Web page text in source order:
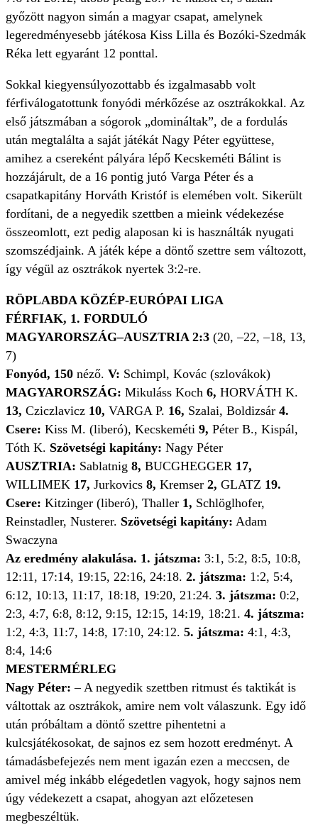
győzött nagyon simán a magyar csapat, amelynek
legeredményesebb játékosa Kiss Lilla és Bozóki-Szedmák
Réka lett egyaránt 12 ponttal.
Sokkal kiegyensúlyozottabb és izgalmasabb volt
férfiválogatottunk fonyódi mérkőzése az osztrákokkal. Az
első játszmában a sógorok „domináltak”, de a fordulás
után megtalálta a saját játékát Nagy Péter együttese,
amihez a csereként pályára lépő Kecskeméti Bálint is
hozzájárult, de a 16 pontig jutó Varga Péter és a
csapatkapitány Horváth Kristóf is elemében volt. Sikerült
fordítani, de a negyedik szettben a mieink védekezése
összeomlott, ezt pedig alaposan ki is használták nyugati
szomszédjaink. A játék képe a döntő szettre sem változott,
így végül az osztrákok nyertek 3:2-re.
RÖPLABDA KÖZÉP-EURÓPAI LIGA
FÉRFIAK, 1. FORDULÓ
MAGYARORSZÁG–AUSZTRIA 2:3 (20, –22, –18, 13,
7)
Fonyód, 150 néző. V: Schimpl, Kovác (szlovákok)
MAGYARORSZÁG: Mikuláss Koch 6, HORVÁTH K.
13, Cziczlavicz 10, VARGA P. 16, Szalai, Boldizsár 4.
Csere: Kiss M. (liberó), Kecskeméti 9, Péter B., Kispál,
Tóth K. Szövetségi kapitány: Nagy Péter
AUSZTRIA: Sablatnig 8, BUCGHEGGER 17,
WILLIMEK 17, Jurkovics 8, Kremser 2, GLATZ 19.
Csere: Kitzinger (liberó), Thaller 1, Schlöglhofer,
Reinstadler, Nusterer. Szövetségi kapitány: Adam
Swaczyna
Az eredmény alakulása. 1. játszma: 3:1, 5:2, 8:5, 10:8,
12:11, 17:14, 19:15, 22:16, 24:18. 2. játszma: 1:2, 5:4,
6:12, 10:13, 11:17, 18:18, 19:20, 21:24. 3. játszma: 0:2,
2:3, 4:7, 6:8, 8:12, 9:15, 12:15, 14:19, 18:21. 4. játszma:
1:2, 4:3, 11:7, 14:8, 17:10, 24:12. 5. játszma: 4:1, 4:3,
8:4, 14:6
MESTERMÉRLEG
Nagy Péter: – A negyedik szettben ritmust és taktikát is
váltottak az osztrákok, amire nem volt válaszunk. Egy idő
után próbáltam a döntő szettre pihentetni a
kulcsjátékosokat, de sajnos ez sem hozott eredményt. A
támadásbefejezés nem ment igazán ezen a meccsen, de
amivel még inkább elégedetlen vagyok, hogy sajnos nem
úgy védekezett a csapat, ahogyan azt előzetesen
megbeszéltük.